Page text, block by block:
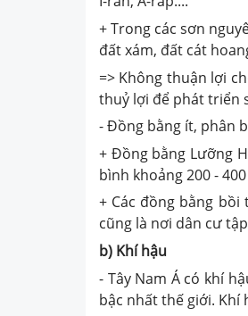
+ Trong các sơn
đất xám, đất cát
=> Không thuận lợi
thuỷ lợi để phát triển
- Đồng bằng ít, phân
+ Đồng bằng Lưỡng
bình khoảng 200 -
+ Các đồng bằng
cũng là nơi dân cư
b) Khí hậu
- Tây Nam Á có khí
bậc nhất thế giới. Khí